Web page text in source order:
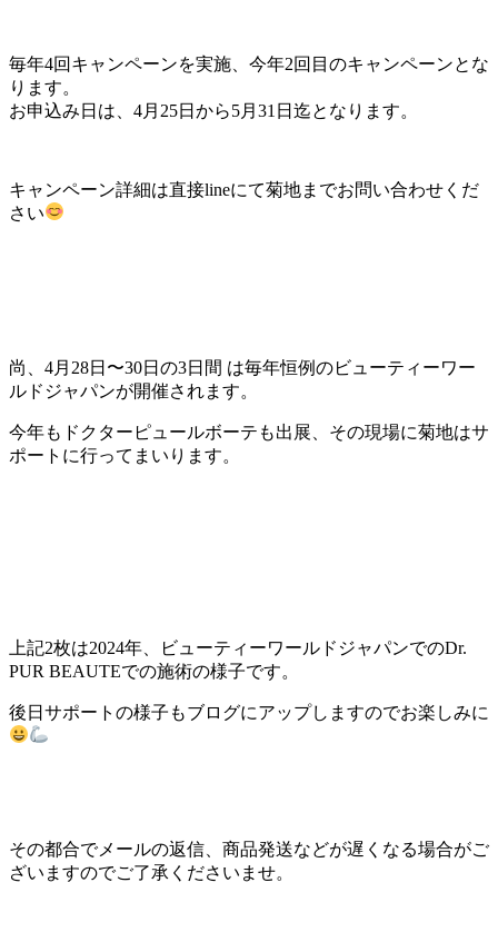
毎年4回キャンペーンを実施、今年2回目のキャンペーンとな
ります。
お申込み日は、4月25日から5月31日迄となります。
キャンペーン詳細は直接lineにて菊地までお問い合わせくだ
さい
尚、4月28日〜30日の3日間 は毎年恒例のビューティーワー
ルドジャパンが開催されます。
今年もドクターピュールボーテも出展、その現場に菊地はサ
ポートに行ってまいります。
上記2枚は2024年、ビューティーワールドジャパンでのDr.
PUR BEAUTEでの施術の様子です。
後日サポートの様子もブログにアップしますのでお楽しみに
その都合でメールの返信、商品発送などが遅くなる場合がご
ざいますのでご了承くださいませ。